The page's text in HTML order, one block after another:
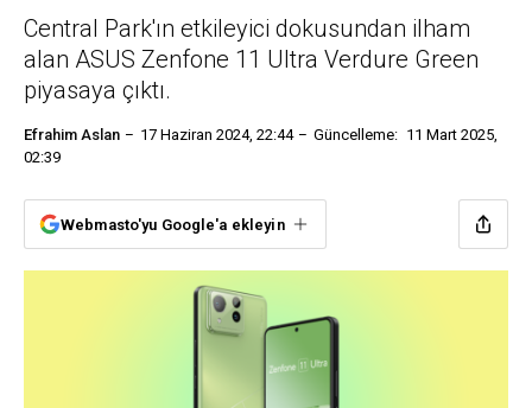
Central Park'ın etkileyici dokusundan ilham
alan ASUS Zenfone 11 Ultra Verdure Green
piyasaya çıktı.
Efrahim Aslan 17 Haziran 2024, 22:44 Güncelleme: 11 Mart 2025,
02:39
Webmasto'yu Google'a ekleyin